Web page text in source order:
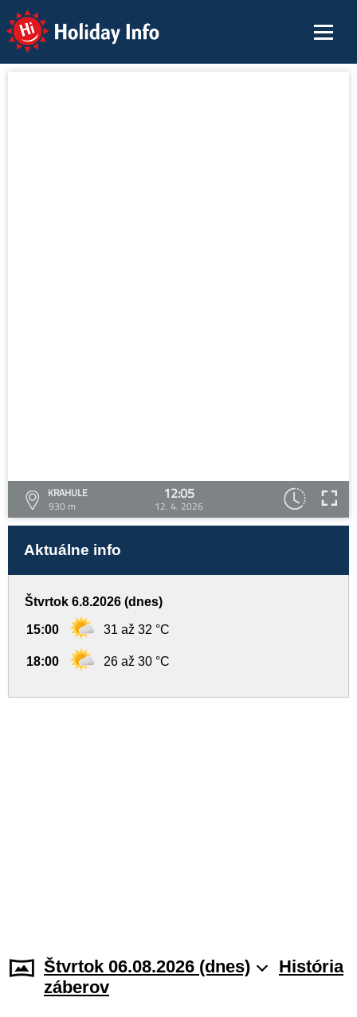
Holiday Info
KRAHULE
930 m
12:05
12. 4. 2026
Aktuálne info
Štvrtok 6.8.2026 (dnes)
15:00 31 až 32 °C
18:00 26 až 30 °C
Štvrtok 06.08.2026 (dnes)
História
záberov